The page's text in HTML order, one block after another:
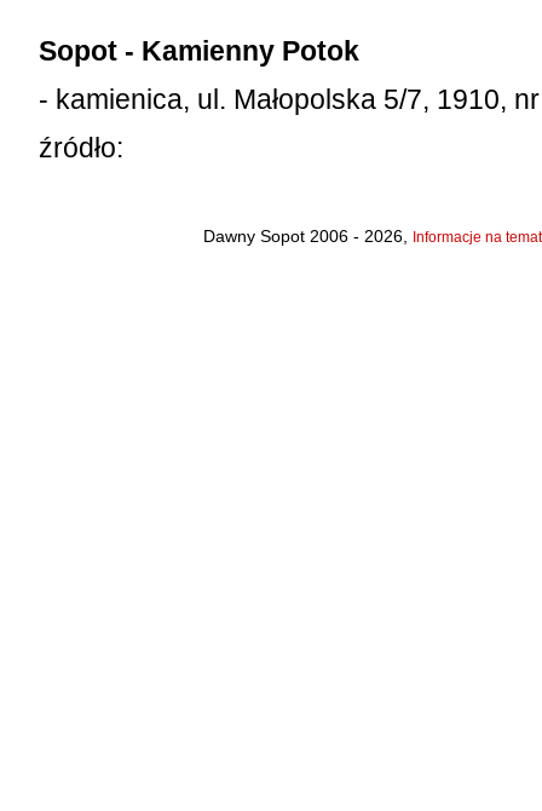
Sopot - Kamienny Potok
- kamienica, ul. Małopolska 5/7, 1910,
źródło:
Dawny Sopot 2006 - 2026, Informacje na